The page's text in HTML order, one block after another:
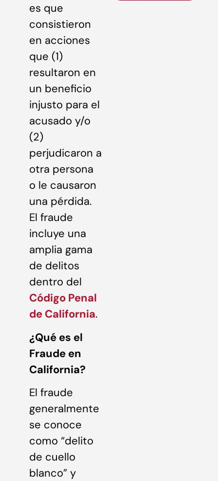
es que
consistieron
en acciones
que (1)
resultaron en
un beneficio
injusto para el
acusado y/o
(2)
perjudicaron a
otra persona
o le causaron
una pérdida.
El fraude
incluye una
amplia gama
de delitos
dentro del
Código Penal
de California.
¿Qué es el
Fraude en
California?
El fraude
generalmente
se conoce
como “delito
de cuello
blanco” y